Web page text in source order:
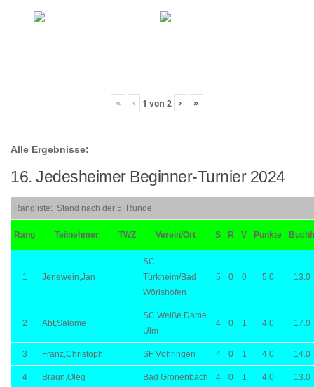
« ‹ 1 von 2 › »
Alle Ergebnisse:
16. Jedesheimer Beginner-Turnier 2024
Rangliste: Stand nach der 5. Runde
Rang Teilnehmer TWZ Verein/Ort S R V Punkte Buchh
1 Jenewein,Jan
SC
Türkheim/Bad
Wörishofen
5 0 0 5.0 13.0
2 Abt,Salome
SC Weiße Dame
Ulm
4 0 1 4.0 17.0
3 Franz,Christoph SF Vöhringen 4 0 1 4.0 14.0
4 Braun,Oleg Bad Grönenbach 4 0 1 4.0 13.0